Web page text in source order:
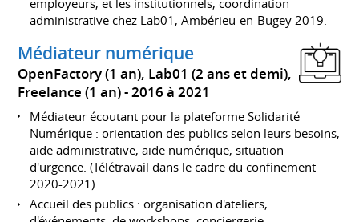
administrative chez Lab01, Ambérieu-en-Bugey 2019.
Médiateur numérique
OpenFactory (1 an), Lab01 (2 ans et demi),
Freelance (1 an)
2016 à 2021
Médiateur écoutant pour la plateforme Solidarité
Numérique : orientation des publics selon leurs besoins,
aide administrative, aide numérique, situation
d'urgence. (Télétravail dans le cadre du confinement
2020-2021)
Accueil des publics : organisation d'ateliers,